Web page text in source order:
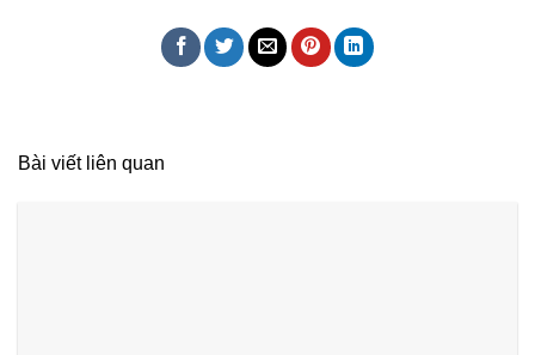
Bài viết liên quan